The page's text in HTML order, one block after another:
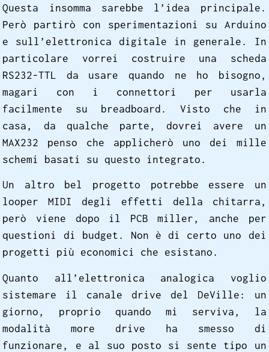
Questa insomma sarebbe l’idea principale.
Però partirò con sperimentazioni su Arduino
e sull’elettronica digitale in generale. In
particolare vorrei costruire una scheda
RS232-TTL da usare quando ne ho bisogno,
magari con i connettori per usarla
facilmente su breadboard. Visto che in
casa, da qualche parte, dovrei avere un
MAX232 penso che applicherò uno dei mille
schemi basati su questo integrato.
Un altro bel progetto potrebbe essere un
looper MIDI degli effetti della chitarra,
però viene dopo il PCB miller, anche per
questioni di budget. Non è di certo uno dei
progetti più economici che esistano.
Quanto all’elettronica analogica voglio
sistemare il canale drive del DeVille: un
giorno, proprio quando mi serviva, la
modalità more drive ha smesso di
funzionare, e al suo posto si sente tipo un